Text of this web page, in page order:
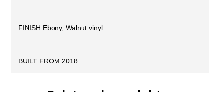
FINISH Ebony, Walnut vinyl
BUILT FROM 2018